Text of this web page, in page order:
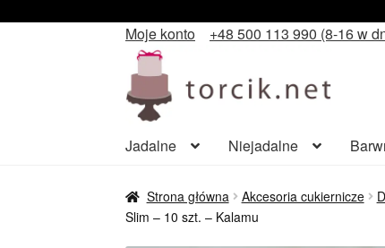
Moje konto
+48 500 113 990 (8-16 w
Przejdź
do
nawigacji
Przejdź
do
treści
Jadalne Niejadalne
Strona główna Akcesoria cukiernicze
Slim – 10 szt. – Kalamu